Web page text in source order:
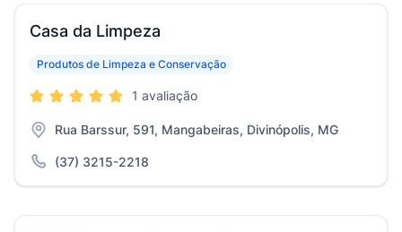
Casa da Limpeza
Produtos de Limpeza e Conservação
1 avaliação
Rua Barssur, 591, Mangabeiras, Divinópolis, MG
(37) 3215-2218